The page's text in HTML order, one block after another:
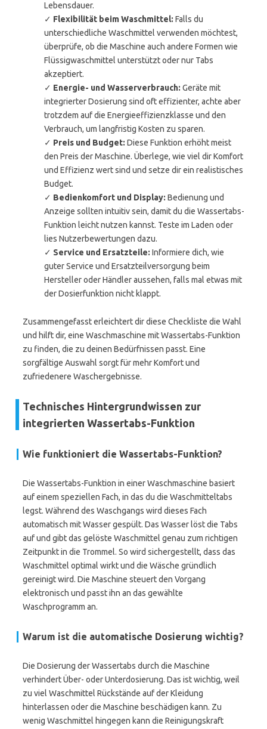
Lebensdauer.
✓ Flexibilität beim Waschmittel: Falls du
unterschiedliche Waschmittel verwenden möchtest,
überprüfe, ob die Maschine auch andere Formen wie
Flüssigwaschmittel unterstützt oder nur Tabs
akzeptiert.
✓ Energie- und Wasserverbrauch: Geräte mit
integrierter Dosierung sind oft effizienter, achte aber
trotzdem auf die Energieeffizienzklasse und den
Verbrauch, um langfristig Kosten zu sparen.
✓ Preis und Budget: Diese Funktion erhöht meist
den Preis der Maschine. Überlege, wie viel dir Komfort
und Effizienz wert sind und setze dir ein realistisches
Budget.
✓ Bedienkomfort und Display: Bedienung und
Anzeige sollten intuitiv sein, damit du die Wassertabs-
Funktion leicht nutzen kannst. Teste im Laden oder
lies Nutzerbewertungen dazu.
✓ Service und Ersatzteile: Informiere dich, wie
guter Service und Ersatzteilversorgung beim
Hersteller oder Händler aussehen, falls mal etwas mit
der Dosierfunktion nicht klappt.
Zusammengefasst erleichtert dir diese Checkliste die Wahl
und hilft dir, eine Waschmaschine mit Wassertabs-Funktion
zu finden, die zu deinen Bedürfnissen passt. Eine
sorgfältige Auswahl sorgt für mehr Komfort und
zufriedenere Waschergebnisse.
Technisches Hintergrundwissen zur
integrierten Wassertabs-Funktion
Wie funktioniert die Wassertabs-Funktion?
Die Wassertabs-Funktion in einer Waschmaschine basiert
auf einem speziellen Fach, in das du die Waschmitteltabs
legst. Während des Waschgangs wird dieses Fach
automatisch mit Wasser gespült. Das Wasser löst die Tabs
auf und gibt das gelöste Waschmittel genau zum richtigen
Zeitpunkt in die Trommel. So wird sichergestellt, dass das
Waschmittel optimal wirkt und die Wäsche gründlich
gereinigt wird. Die Maschine steuert den Vorgang
elektronisch und passt ihn an das gewählte
Waschprogramm an.
Warum ist die automatische Dosierung wichtig?
Die Dosierung der Wassertabs durch die Maschine
verhindert Über- oder Unterdosierung. Das ist wichtig, weil
zu viel Waschmittel Rückstände auf der Kleidung
hinterlassen oder die Maschine beschädigen kann. Zu
wenig Waschmittel hingegen kann die Reinigungskraft